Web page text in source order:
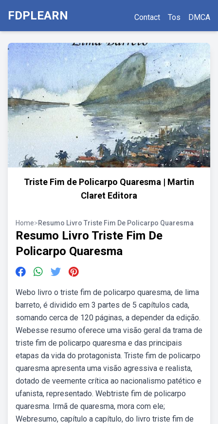
FDPLEARN Contact Tos DMCA
Triste Fim de Policarpo Quaresma | Martin
Claret Editora
Home>Resumo Livro Triste Fim De Policarpo Quaresma
Resumo Livro Triste Fim De
Policarpo Quaresma
Webo livro o triste fim de policarpo quaresma, de lima
barreto, é dividido em 3 partes de 5 capítulos cada,
somando cerca de 120 páginas, a depender da edição.
Webesse resumo oferece uma visão geral da trama de
triste fim de policarpo quaresma e das principais
etapas da vida do protagonista. Triste fim de policarpo
quaresma apresenta uma visão agressiva e realista,
dotado de veemente crítica ao nacionalismo patético e
ufanista, representado. Webtriste fim de policarpo
quaresma. Irmã de quaresma, mora com ele;
Webresumo, capítulo a capítulo, do livro triste fim de